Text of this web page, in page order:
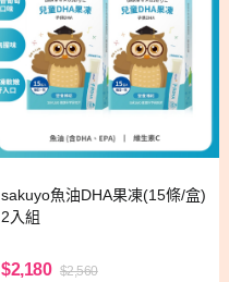
sakuyo魚油DHA果凍(15條/盒)
2入組
$2,180 $2,560